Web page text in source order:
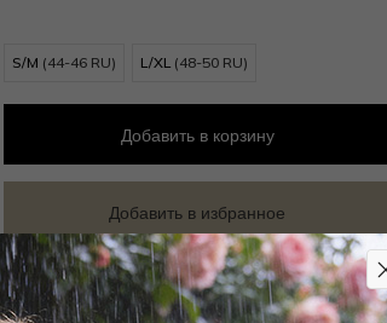
S/M (44-46 RU) L/XL (48-50 RU)
Добавитьв корзину
Добавить в избранное
Забронировать в магазине